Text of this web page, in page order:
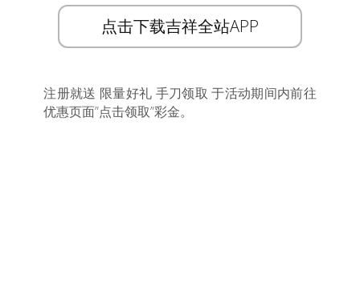
点击下载吉祥全站APP
注册就送 限量好礼 手刀领取 于活动期间内前往
优惠页面”点击领取”彩金。